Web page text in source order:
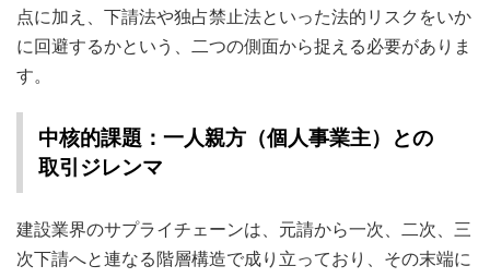
点に加え、下請法や独占禁止法といった法的リスクをいか
に回避するかという、二つの側面から捉える必要がありま
す。
中核的課題：一人親方（個人事業主）との
取引ジレンマ
建設業界のサプライチェーンは、元請から一次、二次、三
次下請へと連なる階層構造で成り立っており、その末端に